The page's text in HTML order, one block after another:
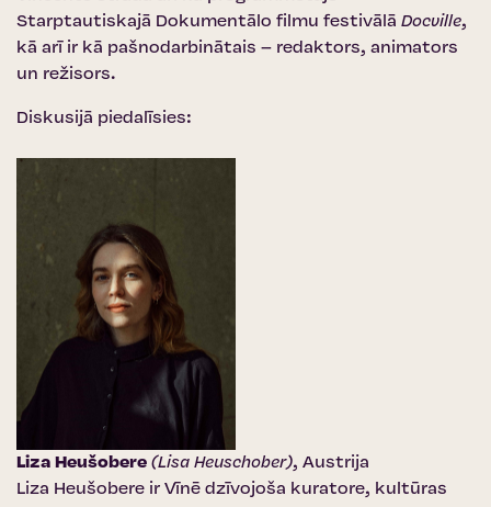
Starptautiskajā Dokumentālo filmu festivālā Docville,
kā arī ir kā pašnodarbinātais – redaktors, animators
un režisors.
Diskusijā piedalīsies:
Liza Heušobere (Lisa Heuschober), Austrija
Liza Heušobere ir Vīnē dzīvojoša kuratore, kultūras